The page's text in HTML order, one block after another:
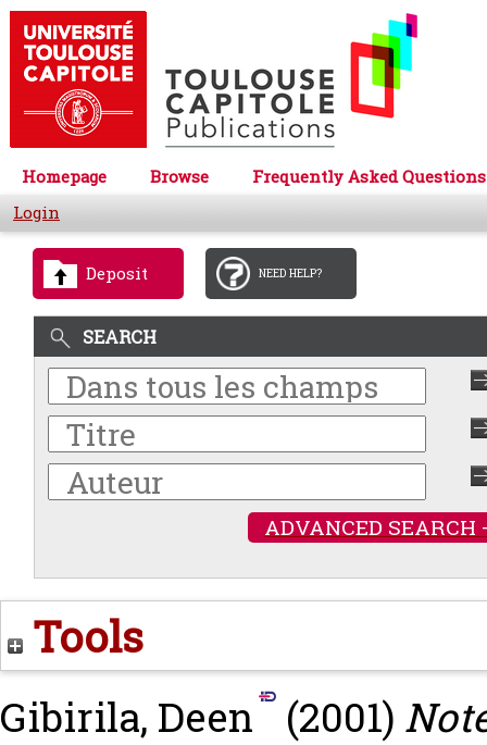
Homepage Browse
Frequently Asked Questions
Login
Deposit NEED HELP?
SEARCH
ADVANCED SEARCH
Tools
Gibirila, Deen (2001)